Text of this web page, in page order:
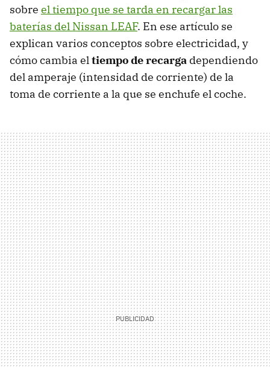
sobre el tiempo que se tarda en recargar las
baterías del Nissan LEAF. En ese artículo se
explican varios conceptos sobre electricidad, y
cómo cambia eltiempo de recarga dependiendo
del amperaje (intensidad de corriente) de la
toma de corriente a la que se enchufe el coche.